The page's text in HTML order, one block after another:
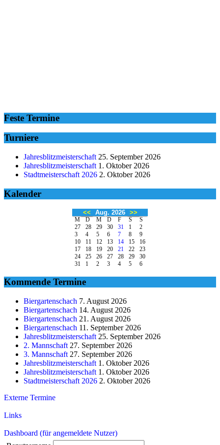
Feste Termine
Turniere
Jahresblitzmeisterschaft 25. September 2026
Jahresblitzmeisterschaft 1. Oktober 2026
Stadtmeisterschaft 2026 2. Oktober 2026
Kalender
<< Aug. 2026 >>
M D M D F S
S
27
28 29 30 31 1
2
3
4 5 6 7 8
9
10
11 12 13 14 15
16
17
18 19 20 21 22
23
24
25 26 27 28 29
30
31
1 2 3 4 5 6
Kommende Termine
Biergartenschach 7. August 2026
Biergartenschach 14. August 2026
Biergartenschach 21. August 2026
Biergartenschach 11. September 2026
Jahresblitzmeisterschaft 25. September 2026
2. Mannschaft 27. September 2026
3. Mannschaft 27. September 2026
Jahresblitzmeisterschaft 1. Oktober 2026
Jahresblitzmeisterschaft 1. Oktober 2026
Stadtmeisterschaft 2026 2. Oktober 2026
Externe Termine
Links
Dashboard (für angemeldete Nutzer)